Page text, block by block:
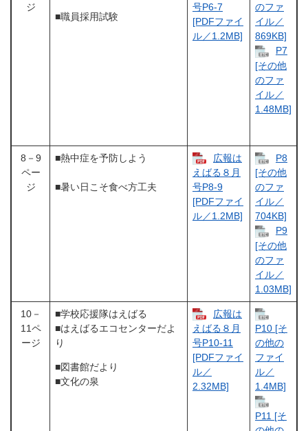
ジ
■職員採用試験
号P6-7
[PDFファイ
ル／1.2MB]
のファ
イル／
869KB]
P7
[その他
のファ
イル／
1.48MB]
8－9
ペー
ジ
■熱中症を予防しよう
■暑い日こそ食べ方工夫
広報は
えばる８月
号P8-9
[PDFファイ
ル／1.2MB]
P8
[その他
のファ
イル／
704KB]
P9
[その他
のファ
イル／
1.03MB]
10－
11ペ
ージ
■学校応援隊はえばる
■はえばるエコセンターだよ
り
■図書館だより
■文化の泉
広報は
えばる８月
号P10-11
[PDFファイ
ル／
2.32MB]
P10 [そ
の他の
ファイ
ル／
1.4MB]
P11 [そ